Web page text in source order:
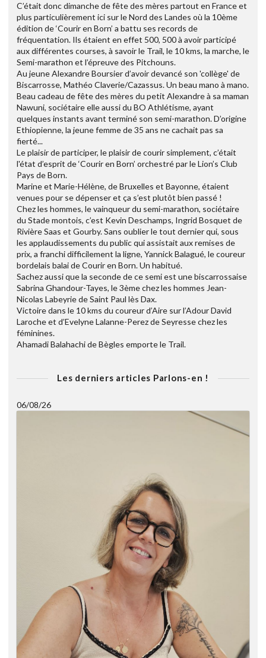
C’était donc dimanche de fête des mères partout en France et
plus particulièrement ici sur le Nord des Landes où la 10ème
édition de ‘Courir en Born’ a battu ses records de
fréquentation. Ils étaient en effet 500, 500 à avoir participé
aux différentes courses, à savoir le Trail, le 10 kms, la marche, le
Semi-marathon et l’épreuve des Pitchouns.
Au jeune Alexandre Boursier d’avoir devancé son 'collège' de
Biscarrosse, Mathéo Claverie/Cazassus. Un beau mano à mano.
Beau cadeau de fête des mères du petit Alexandre à sa maman
Nawuni, sociétaire elle aussi du BO Athlétisme, ayant
quelques instants avant terminé son semi-marathon. D’origine
Ethiopienne, la jeune femme de 35 ans ne cachait pas sa
fierté...
Le plaisir de participer, le plaisir de courir simplement, c’était
l'état d’esprit de ‘Courir en Born’ orchestré par le Lion’s Club
Pays de Born.
Marine et Marie-Hélène, de Bruxelles et Bayonne, étaient
venues pour se dépenser et ça s’est plutôt bien passé !
Chez les hommes, le vainqueur du semi-marathon, sociétaire
du Stade montois, c’est Kevin Deschamps, Ingrid Bosquet de
Rivière Saas et Gourby. Sans oublier le tout dernier qui, sous
les applaudissements du public qui assistait aux remises de
prix, a franchi difficilement la ligne, Yannick Balagué, le coureur
bordelais balai de Courir en Born. Un habitué.
Sachez aussi que la seconde de ce semi est une biscarrossaise
Sabrina Ghandour-Tayes, le 3ème chez les hommes Jean-
Nicolas Labeyrie de Saint Paul lès Dax.
Victoire dans le 10 kms du coureur d’Aire sur l’Adour David
Laroche et d’Evelyne Lalanne-Perez de Seyresse chez les
féminines.
Ahamadi Balahachi de Bègles emporte le Trail.
Les derniers articles Parlons-en !
06/08/26